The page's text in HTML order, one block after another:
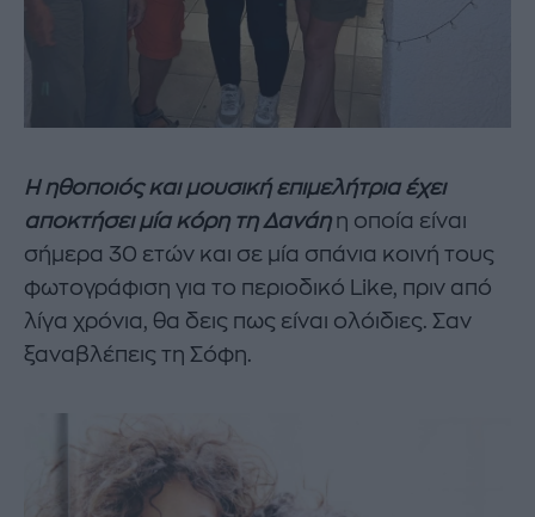
Η ηθοποιός και μουσική επιμελήτρια έχει
αποκτήσει μία κόρη τη Δανάη η οποία είναι
σήμερα 30 ετών και σε μία σπάνια κοινή τους
φωτογράφιση για το περιοδικό Like, πριν από
λίγα χρόνια, θα δεις πως είναι ολόιδιες. Σαν
ξαναβλέπεις τη Σόφη.